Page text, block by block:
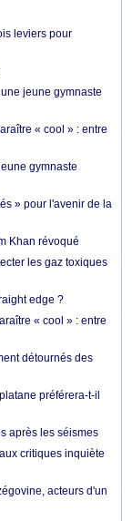
leviers pour
jeune gymnaste
« cool » : entre
gymnaste
» pour l'avenir de la
Khan révoqué
les gaz toxiques
edge ?
« cool » : entre
détournés des
préférera-t-il
après les séismes
critiques inquiète
acteurs d'un